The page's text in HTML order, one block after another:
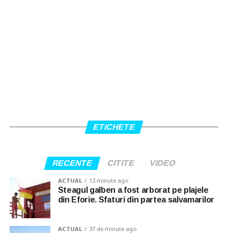
ETICHETE
RECENTE CITITE VIDEO
ACTUAL 12 minute ago
Steagul galben a fost arborat pe plajele
din Eforie. Sfaturi din partea salvamarilor
ACTUAL 37 de minute ago